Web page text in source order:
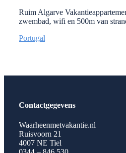
Ruim Algarve
zwembad, wifi en 500m van
Portugal
Contactgegevens
Waarheenmetvakantie.nl
Ruisvoorn 21
4007 NE Tiel